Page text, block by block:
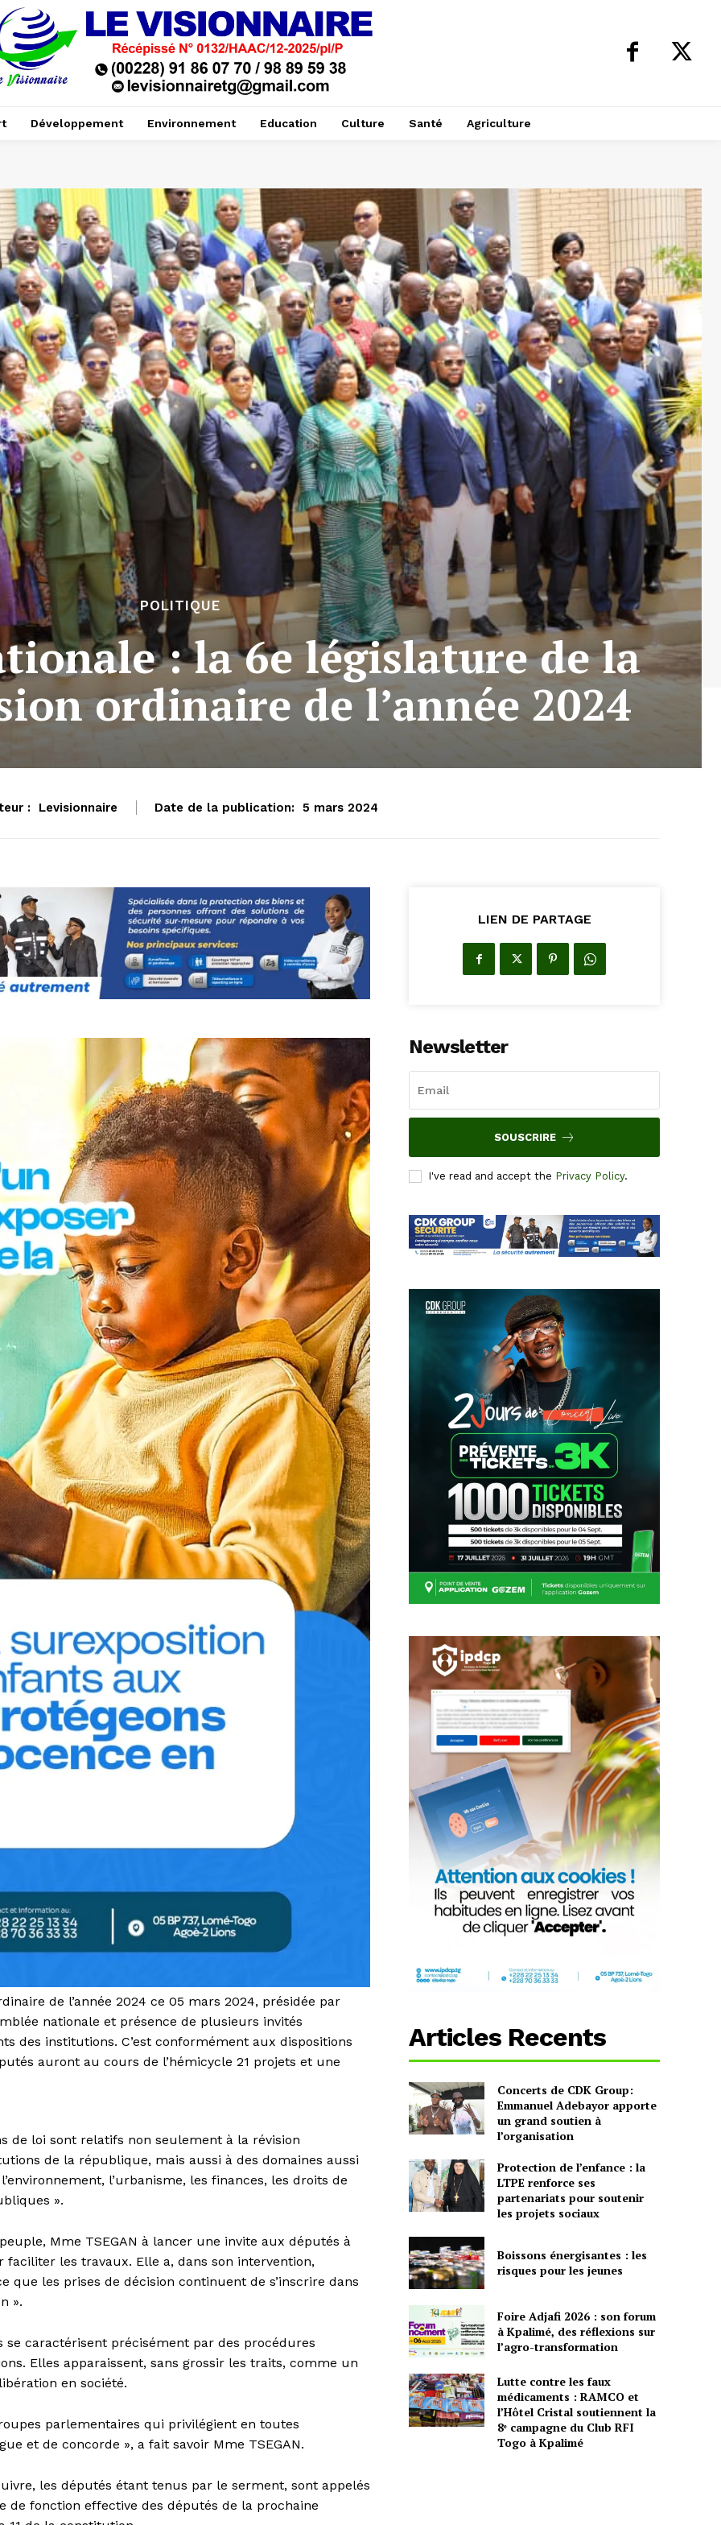
Développement Environnement Education Culture Santé Agriculture
POLITIQUE
: la 6e législature de la
ordinaire de l’année 2024
: Levisionnaire Date de la publication: 5 mars 2024
de l’année 2024 ce 05 mars 2024, présidée par
nationale et présence de plusieurs invités
des institutions. C’est conformément aux dispositions
auront au cours de l’hémicycle 21 projets et une
de loi sont relatifs non seulement à la révision
de la république, mais aussi à des domaines aussi
l’urbanisme, les finances, les droits de
».
Mme TSEGAN à lancer une invite aux députés à
les travaux. Elle a, dans son intervention,
les prises de décision continuent de s’inscrire dans
».
caractérisent précisément par des procédures
Elles apparaissent, sans grossir les traits, comme un
en société.
parlementaires qui privilégient en toutes
et de concorde », a fait savoir Mme TSEGAN.
les députés étant tenus par le serment, sont appelés
de fonction effective des députés de la prochaine
LIEN DE PARTAGE
Newsletter
SOUSCRIRE
I've read and accept the Privacy Policy.
Articles Recents
Concerts de CDK Group:
Emmanuel Adebayor apporte
un grand soutien à
l’organisation
Protection de l’enfance : la
LTPE renforce ses
partenariats pour soutenir
les projets sociaux
Boissons énergisantes : les
risques pour les jeunes
Foire Adjafi 2026 : son forum
à Kpalimé, des réflexions sur
l’agro-transformation
Lutte contre les faux
médicaments : RAMCO et
l’Hôtel Cristal soutiennent la
8ᵉ campagne du Club RFI
Togo à Kpalimé